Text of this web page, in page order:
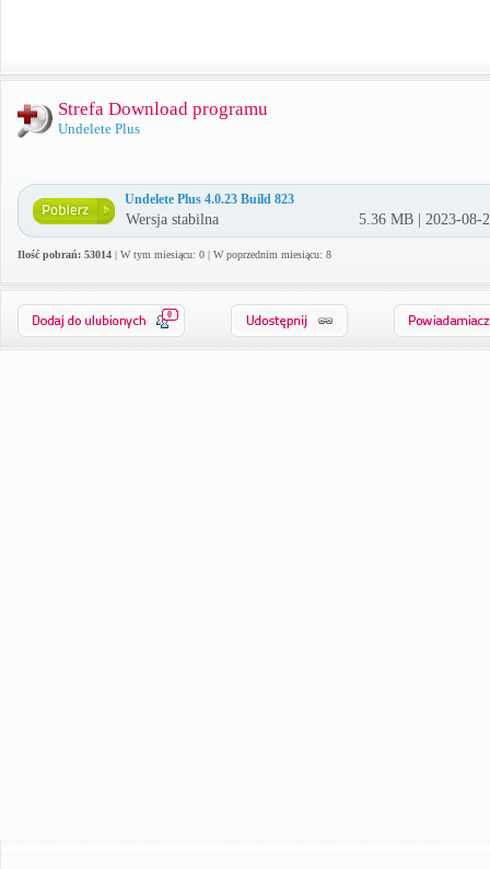
Strefa Download programu
Undelete Plus
Undelete Plus 4.0.23 Build 823
Wersja stabilna 5.36 MB | 2023-08-
Ilość pobrań: 53014 | W tym miesiącu: 0 | W poprzednim miesiącu: 8
0